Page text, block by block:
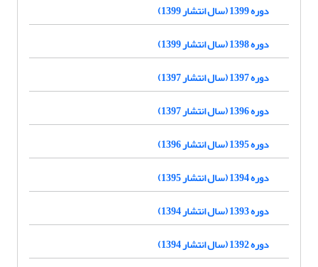
دوره 1399 (سال انتشار 1399)
دوره 1398 (سال انتشار 1399)
دوره 1397 (سال انتشار 1397)
دوره 1396 (سال انتشار 1397)
دوره 1395 (سال انتشار 1396)
دوره 1394 (سال انتشار 1395)
دوره 1393 (سال انتشار 1394)
دوره 1392 (سال انتشار 1394)